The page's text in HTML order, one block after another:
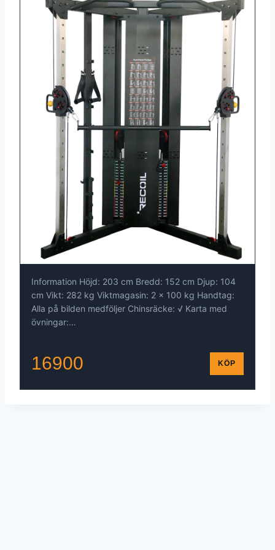
Information Höjd: 203 cm Bredd: 152 cm Djup: 104
cm Vikt: 282 kg Viktmagasin: 2 x 100 kg Handtag:
Alla på bilden medföljer Chinsräcke: √ Karta med
övningar:…
16900 KÖP